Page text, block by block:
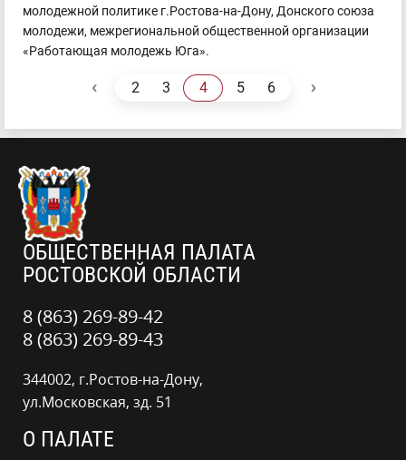
молодежной политике г.Ростова-на-Дону, Донского союза
молодежи, межрегиональной общественной организации
«Работающая молодежь Юга».
‹ 2 3 4 5 6 ›
ОБЩЕСТВЕННАЯ ПАЛАТА
РОСТОВСКОЙ ОБЛАСТИ
8 (863) 269-89-42
8 (863) 269-89-43
344002, г.Ростов-на-Дону,
ул.Московская, зд. 51
О ПАЛАТЕ